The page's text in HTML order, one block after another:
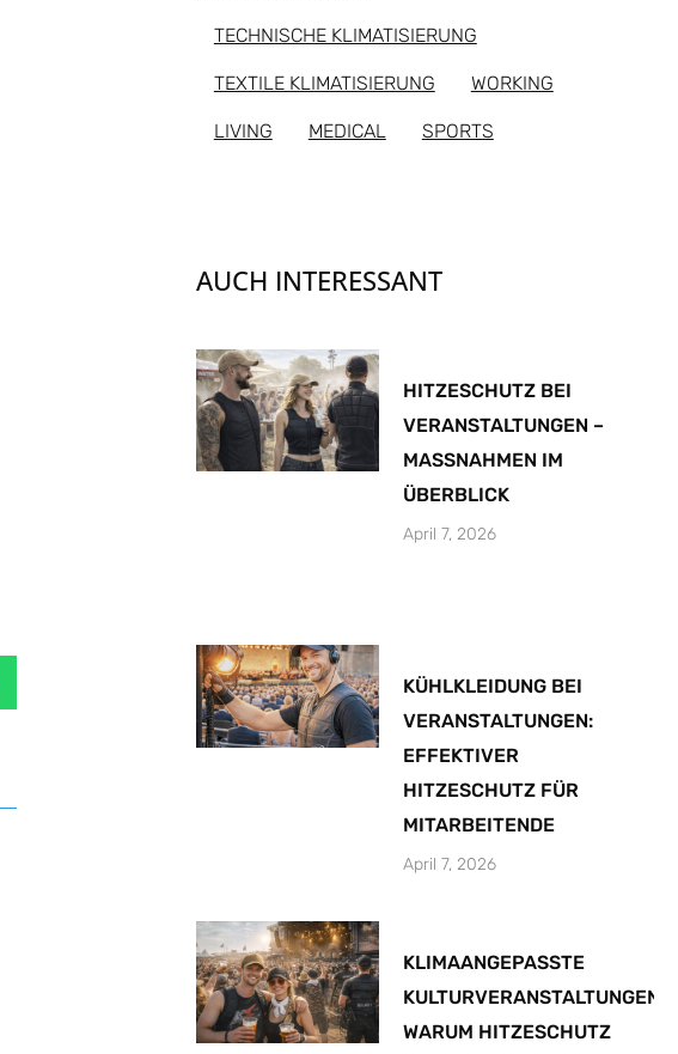
TECHNISCHE KLIMATISIERUNG
TEXTILE KLIMATISIERUNG WORKING
LIVING MEDICAL SPORTS
AUCH INTERESSANT
HITZESCHUTZ BEI
VERANSTALTUNGEN –
MASSNAHMEN IM
ÜBERBLICK
April 7, 2026
KÜHLKLEIDUNG BEI
VERANSTALTUNGEN:
EFFEKTIVER
HITZESCHUTZ FÜR
MITARBEITENDE
April 7, 2026
KLIMAANGEPASSTE
KULTURVERANSTALTUNGEN:
WARUM HITZESCHUTZ